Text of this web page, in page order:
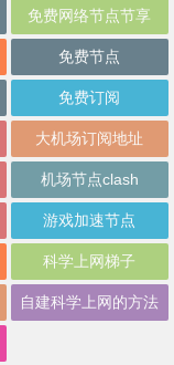
免费网络节点节享
免费节点
免费订阅
大机场订阅地址
机场节点clash
游戏加速节点
科学上网梯子
自建科学上网的方法